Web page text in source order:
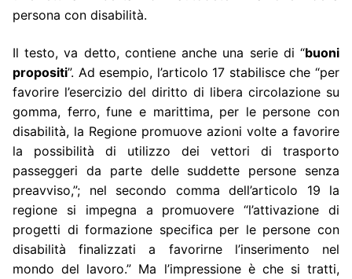
persona con disabilità.
Il testo, va detto, contiene anche una serie di “buoni
propositi”. Ad esempio, l’articolo 17 stabilisce che “per
favorire l’esercizio del diritto di libera circolazione su
gomma, ferro, fune e marittima, per le persone con
disabilità, la Regione promuove azioni volte a favorire
la possibilità di utilizzo dei vettori di trasporto
passeggeri da parte delle suddette persone senza
preavviso,”; nel secondo comma dell’articolo 19 la
regione si impegna a promuovere “l’attivazione di
progetti di formazione specifica per le persone con
disabilità finalizzati a favorirne l’inserimento nel
mondo del lavoro.” Ma l’impressione è che si tratti,